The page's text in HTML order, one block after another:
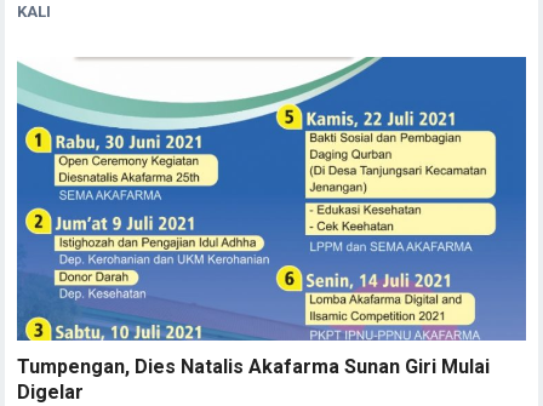
KALI
Tumpengan, Dies Natalis Akafarma Sunan Giri Mulai
Digelar